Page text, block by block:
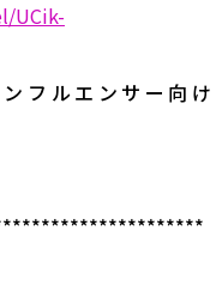
UCik-
フルエンサー向け